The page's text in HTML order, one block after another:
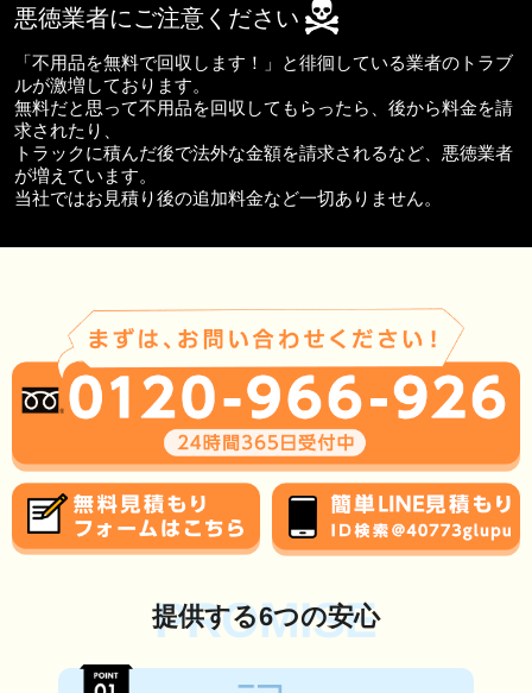
悪徳業者にご注意ください
「不用品を無料で回収します！」と徘徊している業者のトラブ
ルが激増しております。
無料だと思って不用品を回収してもらったら、後から料金を請
求されたり、
トラックに積んだ後で法外な金額を請求されるなど、悪徳業者
が増えています。
当社ではお見積り後の追加料金など一切ありません。
PROMISE
提供する6つの安心